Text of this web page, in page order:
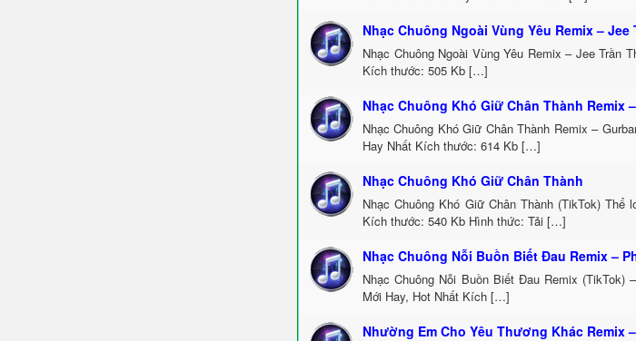
Nhạc Chuông Ngoài Vùng Yêu Remix – Jee
Nhạc Chuông Ngoài Vùng Yêu Remix – Jee Trần
Kích thước: 505 Kb […]
Nhạc Chuông Khó Giữ Chân Thành Remix
Nhạc Chuông Khó Giữ Chân Thành Remix –
Hay Nhất Kích thước: 614 Kb […]
Nhạc Chuông Khó Giữ Chân Thành
Nhạc Chuông Khó Giữ Chân Thành (TikTok)
Kích thước: 540 Kb Hình thức: Tải […]
Nhạc Chuông Nỗi Buồn Biết Đau Remix –
Nhạc Chuông Nỗi Buồn Biết Đau Remix (TikTok)
Mới Hay, Hot Nhất Kích […]
Nhường Em Cho Yêu Thương Khác Remix